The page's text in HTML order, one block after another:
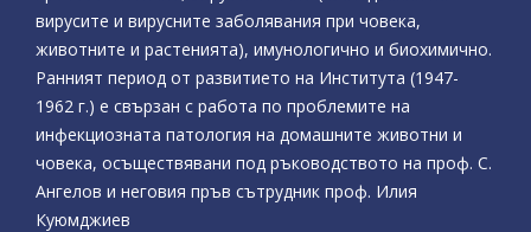
вирусите и вирусните заболявания при човека,
животните и растенията), имунологично и биохимично.
Ранният период от развитието на Института (1947-
1962 г.) е свързан с работа по проблемите на
инфекциозната патология на домашните животни и
човека, осъществявани под ръководството на проф. С.
Ангелов и неговия пръв сътрудник проф. Илия
Куюмджиев